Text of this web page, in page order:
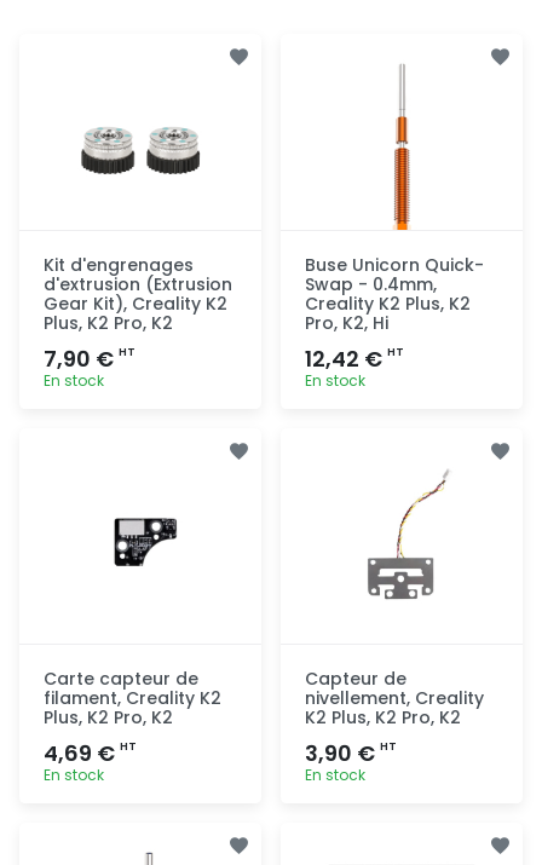
Kit d'engrenages
d'extrusion (Extrusion
Gear Kit), Creality K2
Plus, K2 Pro, K2
7,90 € HT
En stock
Buse Unicorn Quick-
Swap - 0.4mm,
Creality K2 Plus, K2
Pro, K2, Hi
12,42 € HT
En stock
Carte capteur de
filament, Creality K2
Plus, K2 Pro, K2
4,69 € HT
En stock
rapide
Capteur de
nivellement, Creality
K2 Plus, K2 Pro, K2
3,90 € HT
En stock